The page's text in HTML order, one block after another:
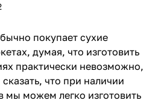
покупает сухие
думая, что изготовить
практически невозможно,
что при наличии
мы можем легко изготовить